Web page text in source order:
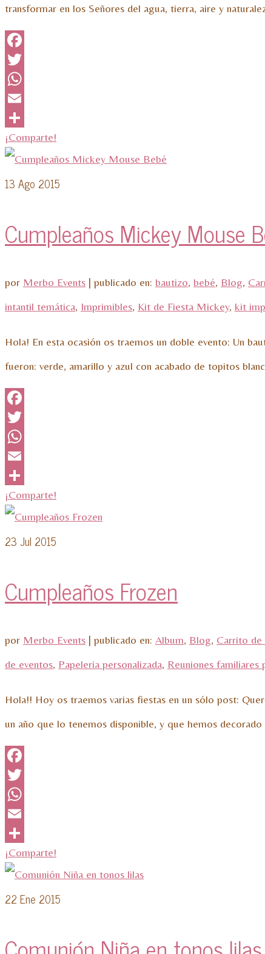
transformar en los Señores del agua, tierra, aire y
Facebook
Twitter
WhatsApp
Email
¡Comparte!
13 Ago 2015
Cumpleaños Mickey Mouse
por Merbo Events | publicado en: bautizo, bebé, Blog,
intantil temática, Imprimibles, Kit de Fiesta Mickey, kit
Hola! En esta ocasión os traemos un doble evento: Un
fueron: verde, amarillo y azul con acabado de topitos
Facebook
Twitter
WhatsApp
Email
¡Comparte!
23 Jul 2015
Cumpleaños Frozen
por Merbo Events | publicado en: Album, Blog, Carrito de
de eventos, Papeleria personalizada, Reuniones familiares
Hola!! Hoy os traemos varias fiestas en un sólo post:
un año que lo tenemos disponible, y que hemos
Facebook
Twitter
WhatsApp
Email
¡Comparte!
22 Ene 2015